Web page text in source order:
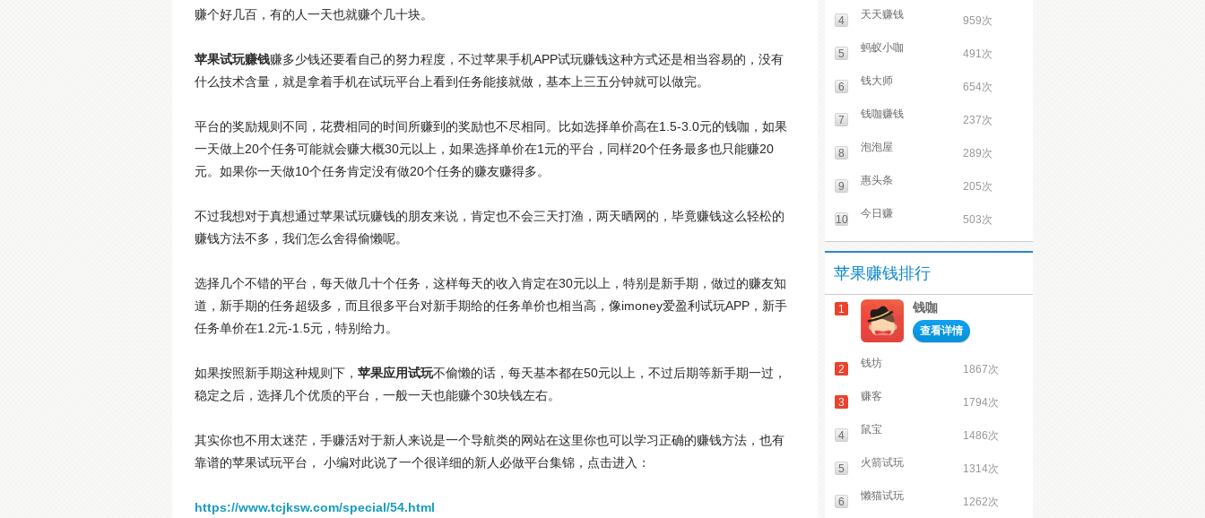
赚个好几百，有的人一天也就赚个几十块。
苹果试玩赚钱赚多少钱还要看自己的努力程度，不过苹果手机APP试玩赚钱这种方式还是相当容易的，没有
什么技术含量，就是拿着手机在试玩平台上看到任务能接就做，基本上三五分钟就可以做完。
平台的奖励规则不同，花费相同的时间所赚到的奖励也不尽相同。比如选择单价高在1.5-3.0元的钱咖，如果
一天做上20个任务可能就会赚大概30元以上，如果选择单价在1元的平台，同样20个任务最多也只能赚20
元。如果你一天做10个任务肯定没有做20个任务的赚友赚得多。
不过我想对于真想通过苹果试玩赚钱的朋友来说，肯定也不会三天打渔，两天晒网的，毕竟赚钱这么轻松的
赚钱方法不多，我们怎么舍得偷懒呢。
选择几个不错的平台，每天做几十个任务，这样每天的收入肯定在30元以上，特别是新手期，做过的赚友知
道，新手期的任务超级多，而且很多平台对新手期给的任务单价也相当高，像imoney爱盈利试玩APP，新手
任务单价在1.2元-1.5元，特别给力。
如果按照新手期这种规则下， 苹果应用试玩不偷懒的话，每天基本都在50元以上，不过后期等新手期一过，
稳定之后，选择几个优质的平台，一般一天也能赚个30块钱左右。
其实你也不用太迷茫，手赚活对于新人来说是一个导航类的网站在这里你也可以学习正确的赚钱方法，也有
靠谱的苹果试玩平台， 小编对此说了一个很详细的新人必做平台集锦，点击进入：
https://www.tcjksw.com/special/54.html
4 天天赚钱 959次
5 蚂蚁小咖 491次
6 钱大师 654次
7 钱咖赚钱 237次
8 泡泡屋 289次
9 惠头条 205次
10 今日赚 503次
苹果赚钱排行
1 钱咖
查看详情
2 钱坊 1867次
3 赚客 1794次
4 鼠宝 1486次
5 火箭试玩 1314次
6 懒猫试玩 1262次